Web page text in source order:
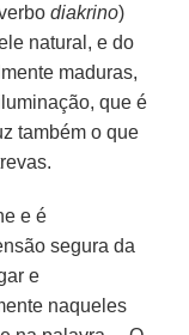
diakrino)
natural, e do
maduras,
que é
também o que
e é
segura da
e
naqueles